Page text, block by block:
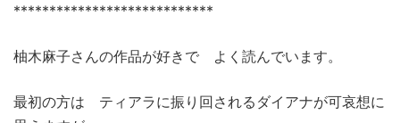
****************************
柚木麻子さんの作品が好きで よく読んでいます。
最初の方は ティアラに振り回されるダイアナが可哀想に